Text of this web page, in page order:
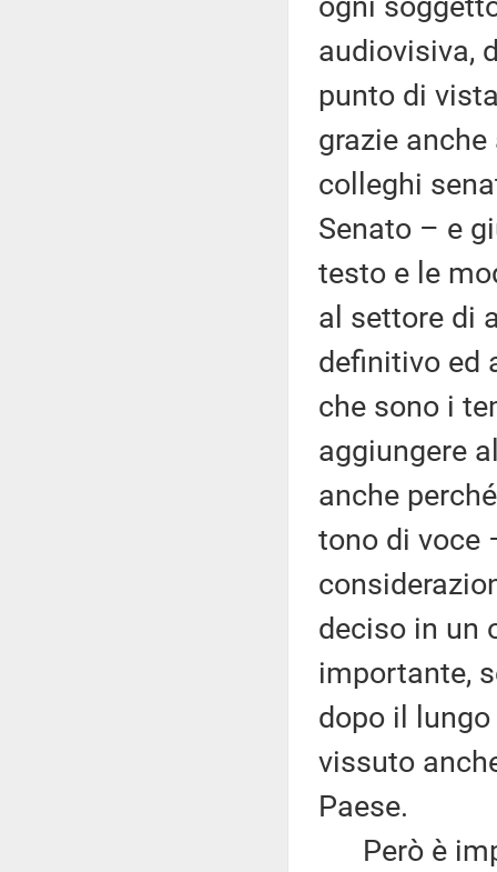
audiovisiva,
punto di
grazie
colleghi
Senato – e
testo e le
al settore di
definitivo ed
che sono i
aggiungere
anche
tono di voce
deciso in un
importante,
dopo il
vissuto
Paese.
Però è